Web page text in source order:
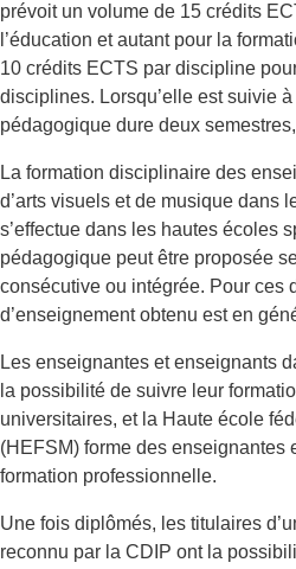
prévoit un volume de 15 crédits
l’éducation et autant pour la
10 crédits ECTS par discipline
disciplines. Lorsqu’elle est suivie
pédagogique dure deux
La formation disciplinaire des
d’arts visuels et de musique dans
s’effectue dans les hautes écoles
pédagogique peut être proposée
consécutive ou intégrée. Pour ces
d’enseignement obtenu est en
Les enseignantes et enseignants
la possibilité de suivre leur
universitaires, et la Haute école
(HEFSM) forme des enseignantes
formation professionnelle.
Une fois diplômés, les titulaires
reconnu par la CDIP ont la